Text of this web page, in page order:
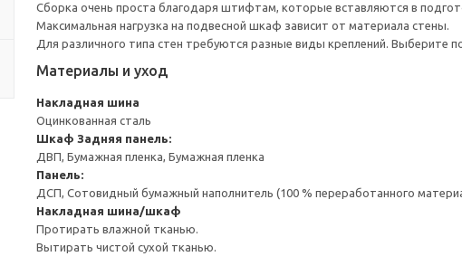
Сборка очень проста благодаря штифтам, которые вставляются в
Максимальная нагрузка на подвесной шкаф зависит от материала стены.
Для различного типа стен требуются разные виды креплений.
Материалы и уход
Накладная шина
Оцинкованная сталь
Шкаф Задняя панель:
ДВП, Бумажная пленка, Бумажная пленка
Панель:
ДСП, Сотовидный бумажный наполнитель (100 % переработанного
Накладная шина/шкаф
Протирать влажной тканью.
Вытирать чистой сухой тканью.